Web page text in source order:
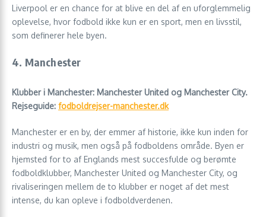
Liverpool er en chance for at blive en del af en uforglemmelig
oplevelse, hvor fodbold ikke kun er en sport, men en livsstil,
som definerer hele byen.
4. Manchester
Klubber i Manchester: Manchester United og Manchester City.
Rejseguide: fodboldrejser-manchester.dk
Manchester er en by, der emmer af historie, ikke kun inden for
industri og musik, men også på fodboldens område. Byen er
hjemsted for to af Englands mest succesfulde og berømte
fodboldklubber, Manchester United og Manchester City, og
rivaliseringen mellem de to klubber er noget af det mest
intense, du kan opleve i fodboldverdenen.